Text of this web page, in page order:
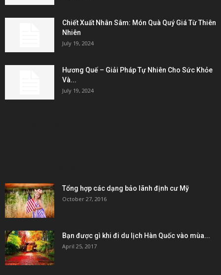
Chiết Xuất Nhân Sâm: Món Quà Quý Giá Từ Thiên
Nhiên
July 19, 2024
Hương Quế – Giải Pháp Tự Nhiên Cho Sức Khỏe
Và...
July 19, 2024
Tổng hợp các dạng bảo lãnh định cư Mỹ
October 27, 2016
Bạn được gì khi đi du lịch Hàn Quốc vào mùa...
April 25, 2017